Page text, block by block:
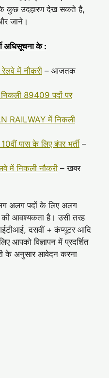
के कुछ उदहारण देख सकते है,
जाने।
अधिसूचना के :
में नौकरी – आजतक
89409 पदों पर
RAILWAY में निकली
पास के लिए बंपर भर्ती –
में निकली नौकरी – खबर
अलग पदों के लिए अलग
की आवश्यकता है। उसी तरह
दसवीं + कंप्यूटर आदि
आपको विज्ञापन में प्रदर्शित
के अनुसार आवेदन करना